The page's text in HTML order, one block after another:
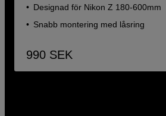
Designad för Nikon Z 180-600mm
Snabb montering med låsring
990 SEK